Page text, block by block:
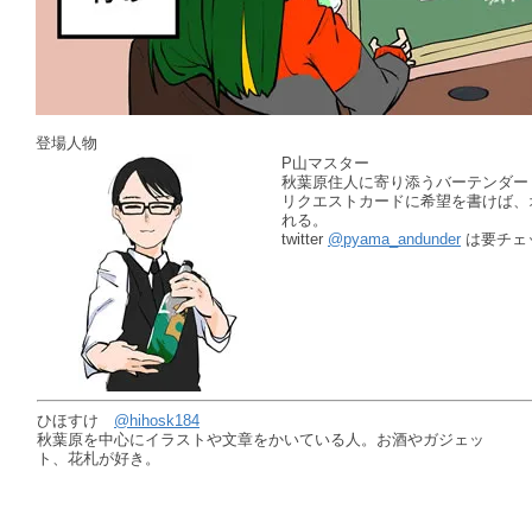
登場人物
P山マスター
秋葉原住人に寄り添うバーテンダー
リクエストカードに希望を書けば
れる。
twitter @pyama_andunder は要チェ
ひほすけ @hihosk184
秋葉原を中心にイラストや文章をかいている人。お酒やガジェッ
ト、花札が好き。